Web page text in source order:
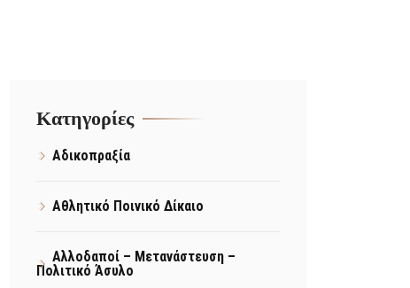
Kατηγορίες
Αδικοπραξία
Αθλητικό Ποινικό Δίκαιο
Αλλοδαποί – Μετανάστευση –
Πολιτικό Άσυλο